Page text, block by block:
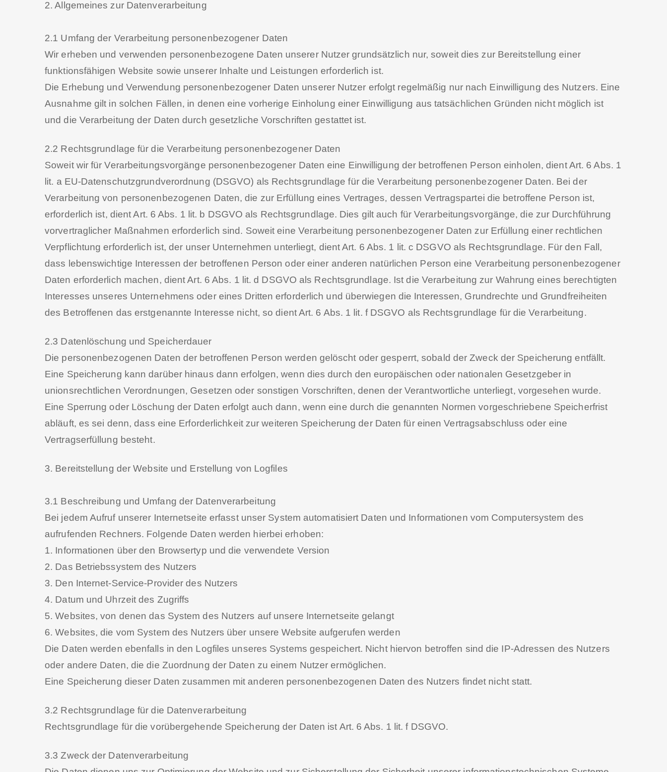
2. Allgemeines zur Datenverarbeitung
2.1 Umfang der Verarbeitung personenbezogener Daten
Wir erheben und verwenden personenbezogene Daten unserer Nutzer grundsätzlich nur, soweit dies zur Bereitstellung einer
funktionsfähigen Website sowie unserer Inhalte und Leistungen erforderlich ist.
Die Erhebung und Verwendung personenbezogener Daten unserer Nutzer erfolgt regelmäßig nur nach Einwilligung des Nutzers. Eine
Ausnahme gilt in solchen Fällen, in denen eine vorherige Einholung einer Einwilligung aus tatsächlichen Gründen nicht möglich ist
und die Verarbeitung der Daten durch gesetzliche Vorschriften gestattet ist.
2.2 Rechtsgrundlage für die Verarbeitung personenbezogener Daten
Soweit wir für Verarbeitungsvorgänge personenbezogener Daten eine Einwilligung der betroffenen Person einholen, dient Art. 6 Abs. 1
lit. a EU-Datenschutzgrundverordnung (DSGVO) als Rechtsgrundlage für die Verarbeitung personenbezogener Daten. Bei der
Verarbeitung von personenbezogenen Daten, die zur Erfüllung eines Vertrages, dessen Vertragspartei die betroffene Person ist,
erforderlich ist, dient Art. 6 Abs. 1 lit. b DSGVO als Rechtsgrundlage. Dies gilt auch für Verarbeitungsvorgänge, die zur Durchführung
vorvertraglicher Maßnahmen erforderlich sind. Soweit eine Verarbeitung personenbezogener Daten zur Erfüllung einer rechtlichen
Verpflichtung erforderlich ist, der unser Unternehmen unterliegt, dient Art. 6 Abs. 1 lit. c DSGVO als Rechtsgrundlage. Für den Fall,
dass lebenswichtige Interessen der betroffenen Person oder einer anderen natürlichen Person eine Verarbeitung personenbezogener
Daten erforderlich machen, dient Art. 6 Abs. 1 lit. d DSGVO als Rechtsgrundlage. Ist die Verarbeitung zur Wahrung eines berechtigten
Interesses unseres Unternehmens oder eines Dritten erforderlich und überwiegen die Interessen, Grundrechte und Grundfreiheiten
des Betroffenen das erstgenannte Interesse nicht, so dient Art. 6 Abs. 1 lit. f DSGVO als Rechtsgrundlage für die Verarbeitung.
2.3 Datenlöschung und Speicherdauer
Die personenbezogenen Daten der betroffenen Person werden gelöscht oder gesperrt, sobald der Zweck der Speicherung entfällt.
Eine Speicherung kann darüber hinaus dann erfolgen, wenn dies durch den europäischen oder nationalen Gesetzgeber in
unionsrechtlichen Verordnungen, Gesetzen oder sonstigen Vorschriften, denen der Verantwortliche unterliegt, vorgesehen wurde.
Eine Sperrung oder Löschung der Daten erfolgt auch dann, wenn eine durch die genannten Normen vorgeschriebene Speicherfrist
abläuft, es sei denn, dass eine Erforderlichkeit zur weiteren Speicherung der Daten für einen Vertragsabschluss oder eine
Vertragserfüllung besteht.
3. Bereitstellung der Website und Erstellung von Logfiles
3.1 Beschreibung und Umfang der Datenverarbeitung
Bei jedem Aufruf unserer Internetseite erfasst unser System automatisiert Daten und Informationen vom Computersystem des
aufrufenden Rechners. Folgende Daten werden hierbei erhoben:
1. Informationen über den Browsertyp und die verwendete Version
2. Das Betriebssystem des Nutzers
3. Den Internet-Service-Provider des Nutzers
4. Datum und Uhrzeit des Zugriffs
5. Websites, von denen das System des Nutzers auf unsere Internetseite gelangt
6. Websites, die vom System des Nutzers über unsere Website aufgerufen werden
Die Daten werden ebenfalls in den Logfiles unseres Systems gespeichert. Nicht hiervon betroffen sind die IP-Adressen des Nutzers
oder andere Daten, die die Zuordnung der Daten zu einem Nutzer ermöglichen.
Eine Speicherung dieser Daten zusammen mit anderen personenbezogenen Daten des Nutzers findet nicht statt.
3.2 Rechtsgrundlage für die Datenverarbeitung
Rechtsgrundlage für die vorübergehende Speicherung der Daten ist Art. 6 Abs. 1 lit. f DSGVO.
3.3 Zweck der Datenverarbeitung